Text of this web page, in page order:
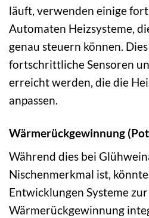
läuft, verwenden einige
Automaten Heizsysteme,
genau steuern können.
fortschrittliche Sensoren
erreicht werden, die die
anpassen.
Wärmerückgewinnung
Während dies bei
Nischenmerkmal ist,
Entwicklungen Systeme zur
Wärmerückgewinnung